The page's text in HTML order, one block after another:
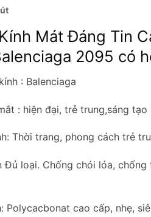
Mát Đáng Tin
2095 có
: Balenciaga
: hiện đại, trẻ trung,sáng tạo
Thời trang, phong cách trẻ
Đủ loại. Chống chói lóa,
Polycacbonat cao cấp, nhẹ,